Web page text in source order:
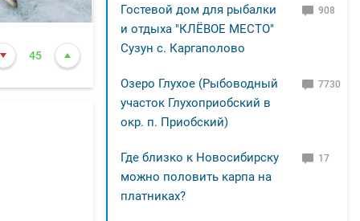
рыбы
и кормил
45
Гостевой дом для рыбалки
и отдыха "КЛЁВОЕ МЕСТО"
Сузун с. Каргаполово
908
Озеро Глухое (Рыбоводный
участок Глухоприобский в
окр. п. Приобский)
7730
Где близко к Новосибирску
можно половить карпа на
платниках?
17